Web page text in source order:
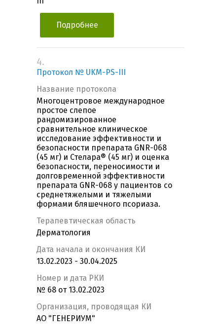
Подробнее
4.
Протокол № UKM-PS-III
Название протокола
Многоцентровое международное
простое слепое
рандомизированное
сравнительное клиническое
исследование эффективности и
безопасности препарата GNR-068
(45 мг) и Стелара® (45 мг) и оценка
безопасности, переносимости и
долговременной эффективности
препарата GNR-068 у пациентов со
среднетяжелыми и тяжелыми
формами бляшечного псориаза.
Терапевтическая область
Дерматология
Дата начала и окончания КИ
13.02.2023 - 30.04.2025
Номер и дата РКИ
№ 68 от 13.02.2023
Организация, проводящая КИ
АО "ГЕНЕРИУМ"